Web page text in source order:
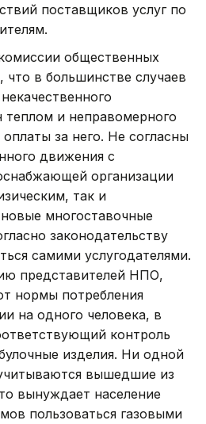
поставщиков услуг по
общественных
что в большинстве случаев
теплом и неправомерного
за него. Не согласны
движения с
организации
так и
многоставочные
законодательству
самими услугодателями.
представителей НПО,
нормы потребления
на одного человека, в
контроль
изделия. Ни одной
вышедшие из
вынуждает население
пользоваться газовыми